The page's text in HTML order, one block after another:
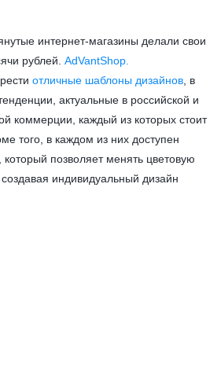
интернет-магазины делали свои
рублей. AdVantShop.
отличные шаблоны дизайнов , в
актуальные в российской и
коммерции, каждый из которых стоит
того, в каждом из них доступен
позволяет менять цветовую
индивидуальный дизайн